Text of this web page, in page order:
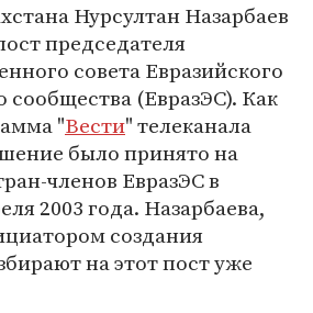
Нурсултан Назарбаев
председателя
совета Евразийского
сообщества (ЕвразЭС). Как
"Вести" телеканала
было принято на
членов ЕвразЭС в
2003 года. Назарбаева,
создания
на этот пост уже